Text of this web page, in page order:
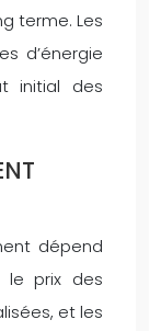
terme. Les
d’énergie
initial des
dépend
le prix des
et les